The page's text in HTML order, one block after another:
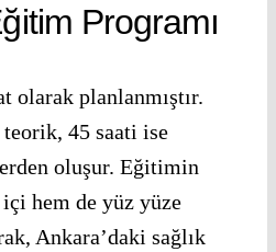
Programı
olarak planlanmıştır.
45 saati ise
oluşur. Eğitimin
hem de yüz yüze
Ankara’daki sağlık